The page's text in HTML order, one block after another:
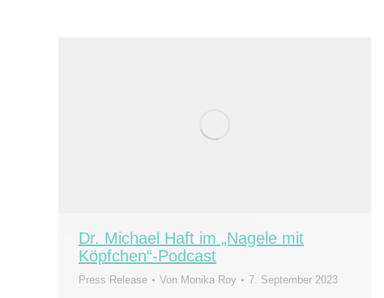
Dr. Michael Haft im „Nagele mit
Köpfchen“-Podcast
Press Release Von Monika Roy 7. September 2023